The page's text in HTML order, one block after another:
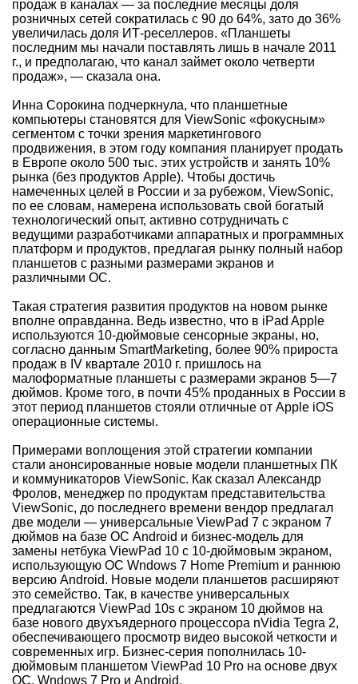
продаж в каналах — за последние месяцы доля
розничных сетей сократилась с 90 до 64%, зато до 36%
увеличилась доля ИТ-реселлеров. «Планшеты
последним мы начали поставлять лишь в начале 2011
г., и предполагаю, что канал займет около четверти
продаж», — сказала она.
Инна Сорокина подчеркнула, что планшетные
компьютеры становятся для ViewSonic «фокусным»
сегментом с точки зрения маркетингового
продвижения, в этом году компания планирует продать
в Европе около 500 тыс. этих устройств и занять 10%
рынка (без продуктов Apple). Чтобы достичь
намеченных целей в России и за рубежом, ViewSonic,
по ее словам, намерена использовать свой богатый
технологический опыт, активно сотрудничать с
ведущими разработчиками аппаратных и программных
платформ и продуктов, предлагая рынку полный набор
планшетов с разными размерами экранов и
различными ОС.
Такая стратегия развития продуктов на новом рынке
вполне оправданна. Ведь известно, что в iPad Apple
используются 10-дюймовые сенсорные экраны, но,
согласно данным SmartMarketing, более 90% прироста
продаж в IV квартале 2010 г. пришлось на
малоформатные планшеты с размерами экранов 5—7
дюймов. Кроме того, в почти 45% проданных в России в
этот период планшетов стояли отличные от Apple iOS
операционные системы.
Примерами воплощения этой стратегии компании
стали анонсированные новые модели планшетных ПК
и коммуникаторов ViewSonic. Как сказал Александр
Фролов, менеджер по продуктам представительства
ViewSonic, до последнего времени вендор предлагал
две модели — универсальные ViewPad 7 с экраном 7
дюймов на базе ОС Android и бизнес-модель для
замены нетбука ViewPad 10 с 10-дюймовым экраном,
использующую ОС Wndows 7 Home Premium и раннюю
версию Android. Новые модели планшетов расширяют
это семейство. Так, в качестве универсальных
предлагаются ViewPad 10s с экраном 10 дюймов на
базе нового двухъядерного процессора nVidia Tegra 2,
обеспечивающего просмотр видео высокой четкости и
современных игр. Бизнес-серия пополнилась 10-
дюймовым планшетом ViewPad 10 Pro на основе двух
ОС, Wndows 7 Pro и Android.